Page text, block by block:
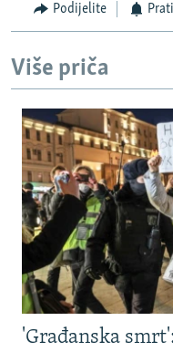
Podijelite
Više priča
'Građanska